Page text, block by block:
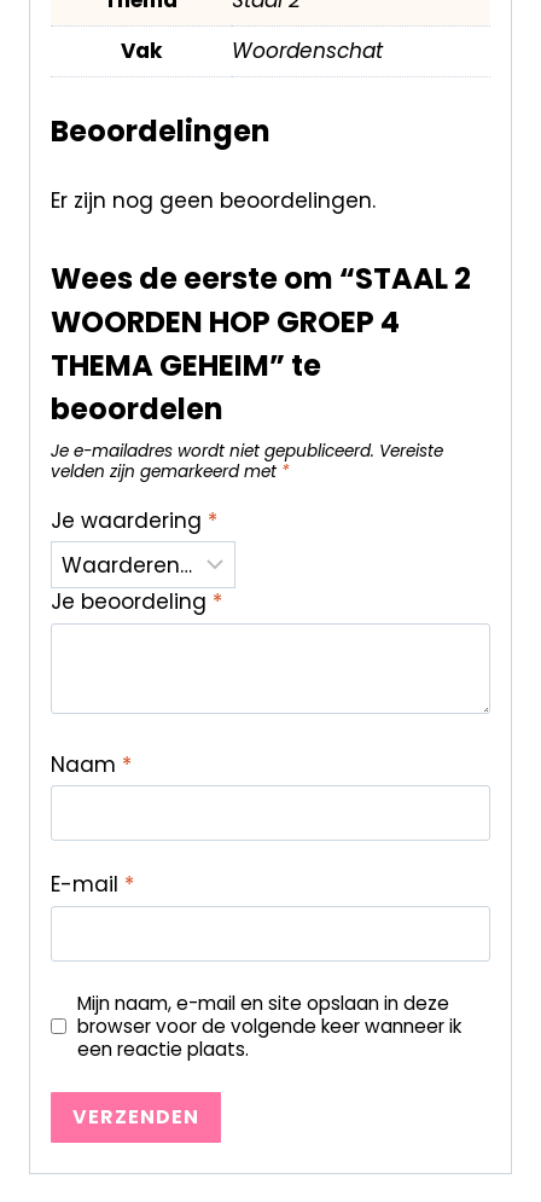
Vak
Woordenschat
Beoordelingen
Er zijn nog geen beoordelingen.
Wees de eerste om “STAAL 2
WOORDEN HOP GROEP 4
THEMA GEHEIM” te
beoordelen
Je e-mailadres wordt niet gepubliceerd. Vereiste
velden zijn gemarkeerd met *
Je waardering *
Je beoordeling *
Naam *
E-mail *
Mijn naam, e-mail en site opslaan in deze
browser voor de volgende keer wanneer ik
een reactie plaats.